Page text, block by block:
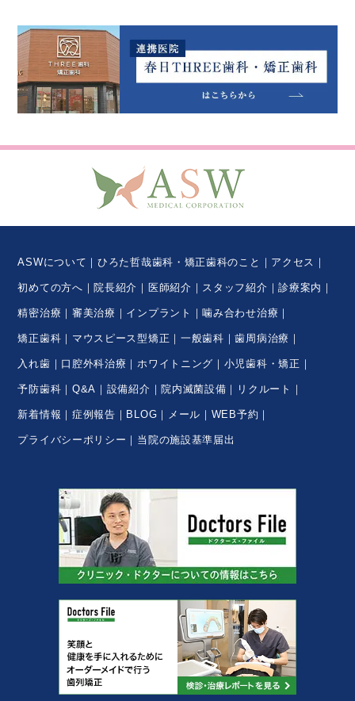
ASWについて ひろた哲哉歯科・矯正歯科のこと アクセス
初めての方へ 院長紹介 医師紹介 スタッフ紹介 診療案内
精密治療 審美治療 インプラント 噛み合わせ治療
矯正歯科 マウスピース型矯正 一般歯科 歯周病治療
入れ歯 口腔外科治療 ホワイトニング 小児歯科・矯正
予防歯科 Q&A 設備紹介 院内滅菌設備 リクルート
新着情報 症例報告 BLOG メール WEB予約
プライバシーポリシー 当院の施設基準届出